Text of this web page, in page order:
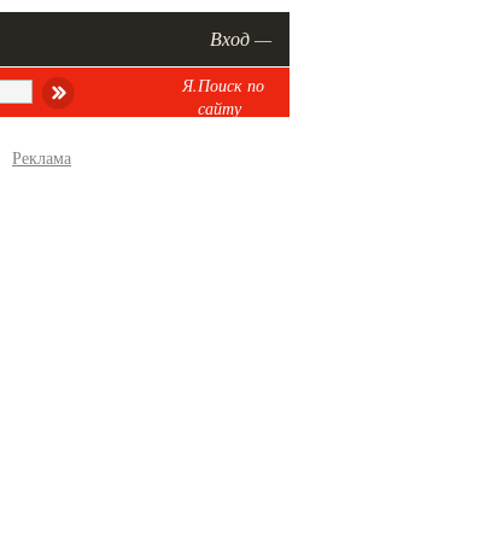
Вход —
Я.Поиск по
сайту
Реклама